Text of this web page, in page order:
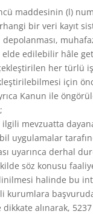
maddesinin (l)
bir veri kayıt
elde edilebilir hâle
her türlü
için
Kanun ile
ilgili mevzuatta
uygulamalar
uyarınca derhal
söz konusu
halinde bu
kurumlara
alınarak,